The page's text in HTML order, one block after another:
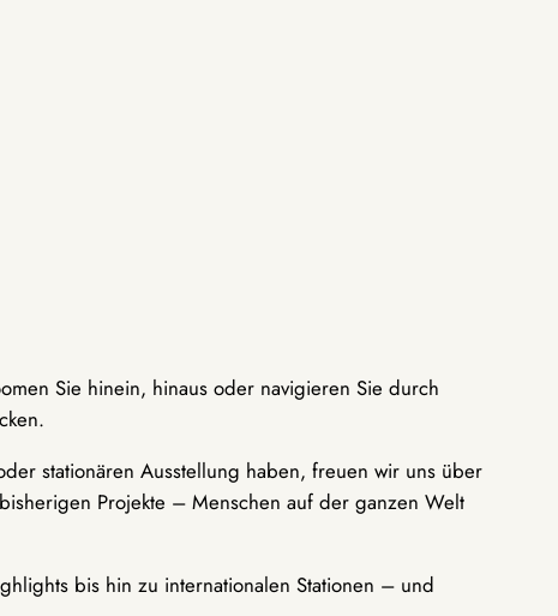
Sie hinein, hinaus oder navigieren Sie durch
stationären Ausstellung haben, freuen wir uns über
Projekte – Menschen auf der ganzen Welt
bis hin zu internationalen Stationen – und